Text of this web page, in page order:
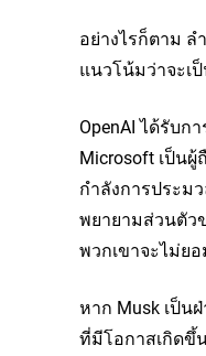
อย่างไรก็ตาม
แนวโน้มว่าจะเ
OpenAI ได้รับ
Microsoft เป็น
กำลังการประม
พยายามส่วนตัว
พวกเขาจะไม่ย
หาก Musk เป็น
ที่มีโอกาสเกิดขึ้